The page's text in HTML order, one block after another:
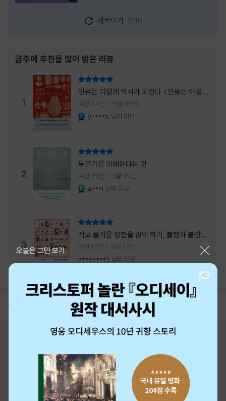
그 선택이 정말 잘한 일이었다. 첫 장부터 평범
하지 않았다. 사라진 누군가에게 보내는 메일로
흔적을 따라 낯선 나라를 여행하게 된다는 설정
이 무더운 여름을 벗어나는 피서처럼 흥미롭기
만 하다. 처음에는 단순한 추적 이야기인 줄 알
았는데, 읽을수록 전혀 다른 방향으로 흘러간
다. '왜 이런 일이 벌어졌을까?', '이 사람이 정
말 믿어도
새로보기 9/10
금주에 추천을 많이 받은 리뷰
1
인류는 이렇게 역사가 되었다 <인류는 어떻게
역사가 되었나>
추천 24건 댓글 25건
y****n 님의 리뷰
2
누군가를 이해한다는 것
추천 21건 댓글 20건
a***i 님의 리뷰
3
작고 즐거운 경험을 많이 하기, 불행과 불안을
회피하지 말기, 그리고 좋은 사람을 많이 만나
기.
추천 17건
댓글 17건
h*******1 님의 리뷰
공지 8월 신용카드 무이자할부 안내
2026-08-01
오늘은 그만 보기
로그인 최근 본 상품 주문/배송
고객센터 1544-3800 티켓 1544-6399
중고샵 1566-4295
eBook 1:1문의/채팅상담
예스이십사(주) 사업자 정보
이용약관
개인정보처리방침 청소년보호정책